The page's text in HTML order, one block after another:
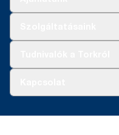
+36 1 392 2176